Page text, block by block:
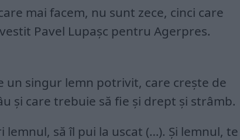
mai facem, nu sunt zece, cinci care
Pavel Lupaşc pentru Agerpres.
un singur lemn potrivit, care creşte de
şi care trebuie să fie şi drept şi strâmb.
lemnul, să îl pui la uscat (…). Şi lemnul, te